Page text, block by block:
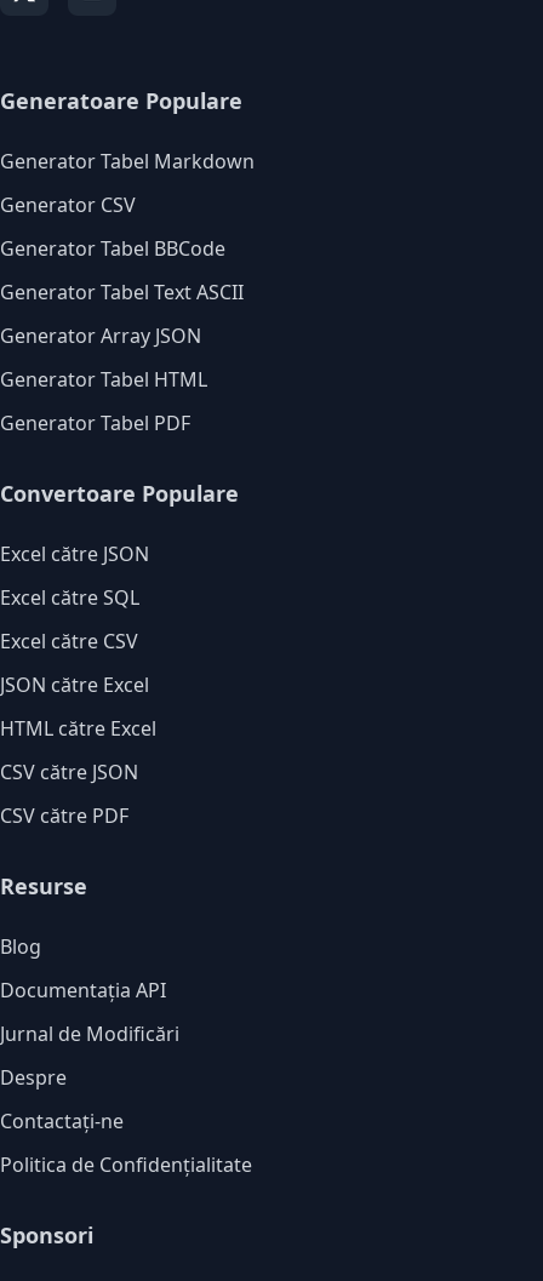
Generatoare Populare
Generator Tabel Markdown
Generator CSV
Generator Tabel BBCode
Generator Tabel Text ASCII
Generator Array JSON
Generator Tabel HTML
Generator Tabel PDF
Convertoare Populare
Excel către JSON
Excel către SQL
Excel către CSV
JSON către Excel
HTML către Excel
CSV către JSON
CSV către PDF
Resurse
Blog
Documentația API
Jurnal de Modificări
Despre
Contactați-ne
Politica de Confidențialitate
Sponsori